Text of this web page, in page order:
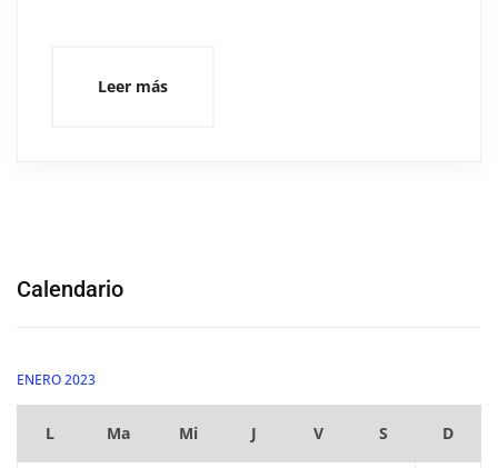
Leer más
Calendario
ENERO 2023
L Ma Mi J V S D